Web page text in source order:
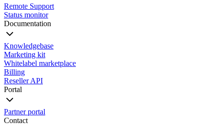
Remote Support
Status monitor
Documentation
Knowledgebase
Marketing kit
Whitelabel marketplace
Billing
Reseller API
Portal
Partner portal
Contact